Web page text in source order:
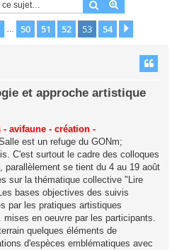
Rechercher
sur 54
50 51 52 53 54
et approche artistique
avifaune - création -
est un refuge du GONm;
C'est surtout le cadre des colloques
parallèlement se tient du 4 au 19 août
sur la thématique collective "Lire
bases objectives des suivis
par les pratiques artistiques
en oeuvre par les participants.
quelques éléments de
d'espèces emblématiques avec